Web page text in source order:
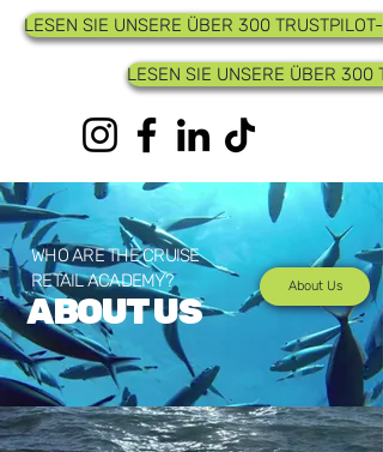
LESEN SIE UNSERE ÜBER 300 TRUSTPILOT-
LESEN SIE UNSERE ÜBER 300
About Us
WHO ARE THE CRUISE
RETAIL ACADEMY?
ABOUT US